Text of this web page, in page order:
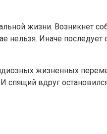
жизни. Возникнет
Иначе последует
жизненных
вдруг